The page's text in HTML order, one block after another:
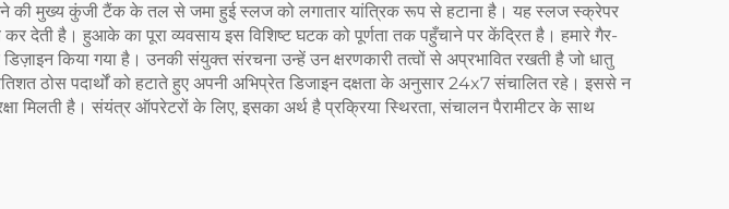
की मुख्य कुंजी टैंक के तल से जमा हुई स्लज को लगातार यांत्रिक रूप से हटाना है। यह स्लज स्क्रेपर
कर देती है। हुआके का पूरा व्यवसाय इस विशिष्ट घटक को पूर्णता तक पहुँचाने पर केंद्रित है। हमारे गैर-
किया गया है। उनकी संयुक्त संरचना उन्हें उन क्षरणकारी तत्वों से अप्रभावित रखती है जो धातु
ठोस पदार्थों को हटाते हुए अपनी अभिप्रेत डिजाइन दक्षता के अनुसार 24x7 संचालित रहे। इससे न
मिलती है। संयंत्र ऑपरेटरों के लिए, इसका अर्थ है प्रक्रिया स्थिरता, संचालन पैरामीटर के साथ